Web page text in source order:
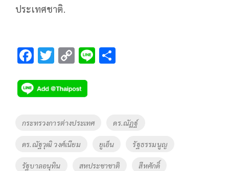
ประเทศชาติ.
F
e
b
o
o
k
T
tt
er
C
p
y
Li
k
Li
Tags
กระทรวงการต่างประเทศ ดร.ณัฏฐ์
ดร.ณัฐวุฒิ วงศ์เนียม ยูเอ็น รัฐธรรมนูญ
รัฐบาลอนุทิน สหประชาชาติ สีหศักดิ์